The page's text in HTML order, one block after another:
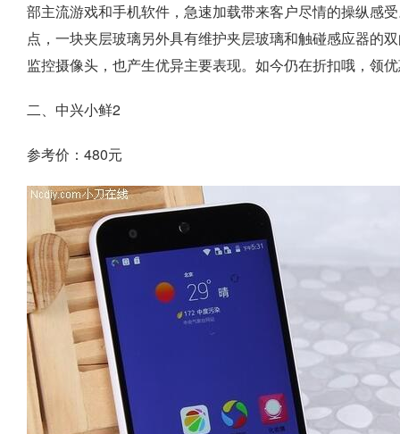
部主流游戏和手机软件，急速加载带来客户尽情的操纵感
点，一块夹层玻璃另外具有维护夹层玻璃和触碰感应器的
监控摄像头，也产生优异主要表现。如今仍在折扣哦，领
二、中兴小鲜2
参考价：480元